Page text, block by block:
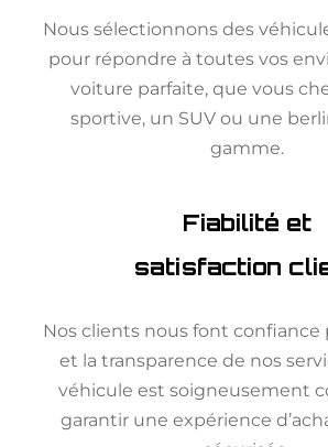
Nous sélectionnons des
pour répondre à toutes vos
voiture parfaite, que vous
sportive, un SUV ou une
gamme.
Fiabilité et
satisfaction
Nos clients nous font confiance
et la transparence de nos
véhicule est soigneusement
garantir une expérience